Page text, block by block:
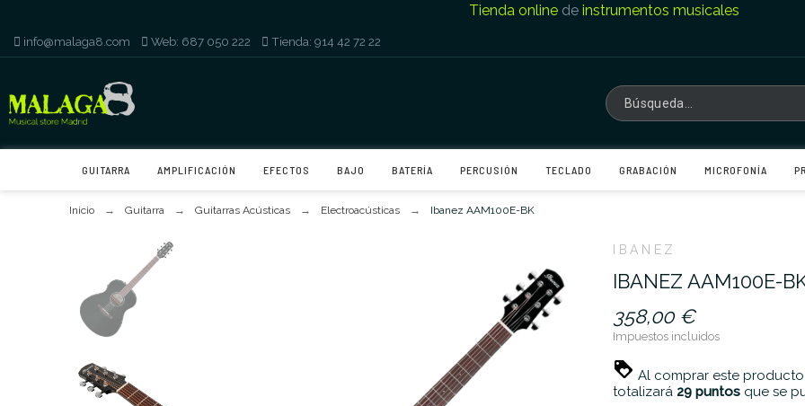
Tienda onlinede instrumentos musicales
info@malaga8.com Web: 687 050 222 Tienda: 914 42 72 22
GUITARRA AMPLIFICACIÓN EFECTOS BAJO BATERÍA PERCUSIÓN TECLADO GRABACIÓN MICROFONÍA
Inicio Guitarra Guitarras Acústicas Electroacústicas Ibanez AAM100E-BK
IBANEZ
IBANEZ AAM100E-
358,00 €
Impuestos incluidos
Al comprar este
totalizará 29 puntos que se